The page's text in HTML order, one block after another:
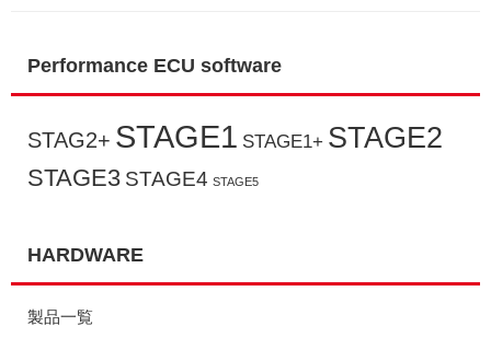
Performance ECU software
STAG2+ STAGE1 STAGE1+ STAGE2
STAGE3 STAGE4 STAGE5
HARDWARE
製品一覧